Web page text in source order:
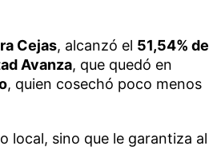
Cejas, alcanzó el 51,54% de
Avanza, que quedó en
, quien cosechó poco menos
local, sino que le garantiza al